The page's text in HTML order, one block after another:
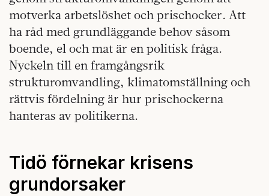
motverka arbetslöshet och prischocker. Att
ha råd med grundläggande behov såsom
boende, el och mat är en politisk fråga.
Nyckeln till en framgångsrik
strukturomvandling, klimatomställning och
rättvis fördelning är hur prischockerna
hanteras av politikerna.
Tidö förnekar krisens
grundorsaker